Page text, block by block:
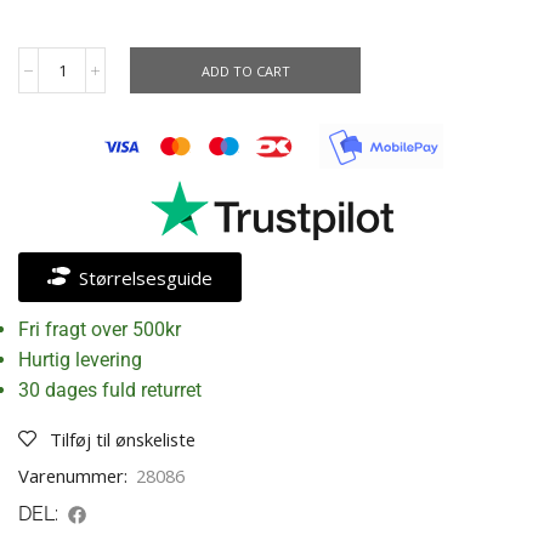
ADD TO CART
Størrelsesguide
Fri fragt over 500kr
Hurtig levering
30 dages fuld returret
Tilføj til ønskeliste
Varenummer: 28086
DEL: